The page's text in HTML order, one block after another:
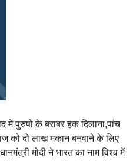
में पुरुषों के बराबर हक दिलाना,पांच
को दो लाख मकान बनवाने के लिए
मोदी ने भारत का नाम विश्व में